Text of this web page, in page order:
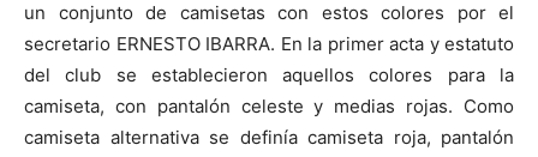
un conjunto de camisetas con estos colores por el
secretario ERNESTO IBARRA. En la primer acta y estatuto
del club se establecieron aquellos colores para la
camiseta, con pantalón celeste y medias rojas. Como
camiseta alternativa se definía camiseta roja, pantalón